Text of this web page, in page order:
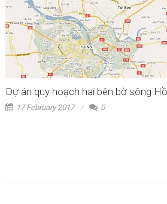
Dự án quy hoạch hai bên bờ sông
17 February 2017 0